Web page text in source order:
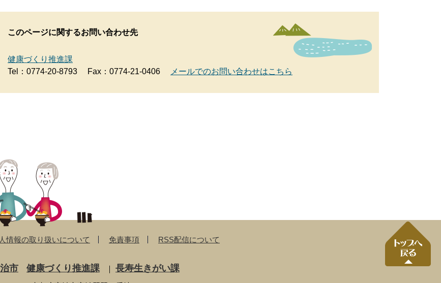
このページに関するお問い合わせ先
健康づくり推進課
Tel：0774-20-8793
Fax：0774-21-0406 メールでのお問い合わせはこちら
情報の取り扱いについて 免責事項 RSS配信について
市 健康づくり推進課 ｜ 長寿生きがい課